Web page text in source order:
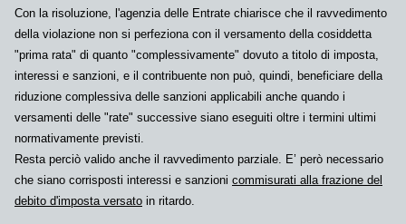
Con la risoluzione, l'agenzia delle Entrate chiarisce che il ravvedimento
della violazione non si perfeziona con il versamento della cosiddetta
"prima rata" di quanto "complessivamente" dovuto a titolo di imposta,
interessi e sanzioni, e il contribuente non può, quindi, beneficiare della
riduzione complessiva delle sanzioni applicabili anche quando i
versamenti delle "rate" successive siano eseguiti oltre i termini ultimi
normativamente previsti.
Resta perciò valido anche il ravvedimento parziale . E’ però necessario
che siano corrisposti interessi e sanzioni commisurati alla frazione del
debito d'imposta versato in ritardo.